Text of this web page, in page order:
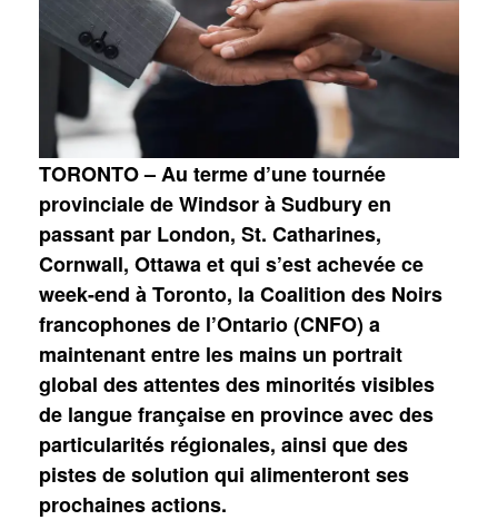
TORONTO – Au terme d’une tournée
provinciale de Windsor à Sudbury en
passant par London, St. Catharines,
Cornwall, Ottawa et qui s’est achevée ce
week-end à Toronto, la Coalition des Noirs
francophones de l’Ontario (CNFO) a
maintenant entre les mains un portrait
global des attentes des minorités visibles
de langue française en province avec des
particularités régionales, ainsi que des
pistes de solution qui alimenteront ses
prochaines actions.